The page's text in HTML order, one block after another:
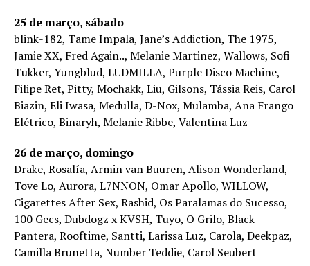
25 de março, sábado
blink-182, Tame Impala, Jane’s Addiction, The 1975,
Jamie XX, Fred Again.., Melanie Martinez, Wallows, Sofi
Tukker, Yungblud, LUDMILLA, Purple Disco Machine,
Filipe Ret, Pitty, Mochakk, Liu, Gilsons, Tássia Reis, Carol
Biazin, Eli Iwasa, Medulla, D-Nox, Mulamba, Ana Frango
Elétrico, Binaryh, Melanie Ribbe, Valentina Luz
26 de março, domingo
Drake, Rosalía, Armin van Buuren, Alison Wonderland,
Tove Lo, Aurora, L7NNON, Omar Apollo, WILLOW,
Cigarettes After Sex, Rashid, Os Paralamas do Sucesso,
100 Gecs, Dubdogz x KVSH, Tuyo, O Grilo, Black
Pantera, Rooftime, Santti, Larissa Luz, Carola, Deekpaz,
Camilla Brunetta, Number Teddie, Carol Seubert